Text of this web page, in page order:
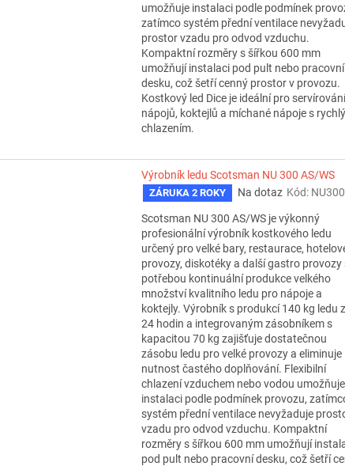
umožňuje instalaci podle podmínek
zatímco systém přední ventilace
prostor vzadu pro odvod vzduchu.
Kompaktní rozměry s šířkou 600 mm
umožňují instalaci pod pult nebo pracovní
desku, což šetří cenný prostor v provozu.
Kostkový led Dice je ideální pro servírování
nápojů, koktejlů a míchané nápoje s
chlazením.
Výrobník ledu Scotsman NU 300 AS/WS
ZÁRUKA 2 ROKY Na dotaz Kód:
Scotsman NU 300 AS/WS je výkonný
profesionální výrobník kostkového ledu
určený pro velké bary, restaurace,
provozy, diskotéky a další gastro provozy
potřebou kontinuální produkce velkého
množství kvalitního ledu pro nápoje a
koktejly. Výrobník s produkcí 140 kg ledu
24 hodin a integrovaným zásobníkem s
kapacitou 70 kg zajišťuje dostatečnou
zásobu ledu pro velké provozy a eliminuje
nutnost častého doplňování. Flexibilní
chlazení vzduchem nebo vodou umožňuje
instalaci podle podmínek provozu,
systém přední ventilace nevyžaduje
vzadu pro odvod vzduchu. Kompaktní
rozměry s šířkou 600 mm umožňují
pod pult nebo pracovní desku, což šetří